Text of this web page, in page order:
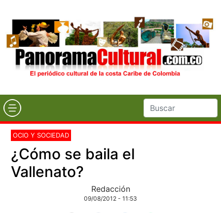
OCIO Y SOCIEDAD
¿Cómo se baila el
Vallenato?
Redacción
09/08/2012 - 11:53